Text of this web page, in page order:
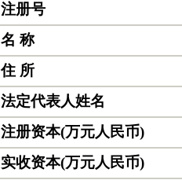
注册号
名 称
住 所
法定代表人姓名
注册资本(万元人民币)
实收资本(万元人民币)